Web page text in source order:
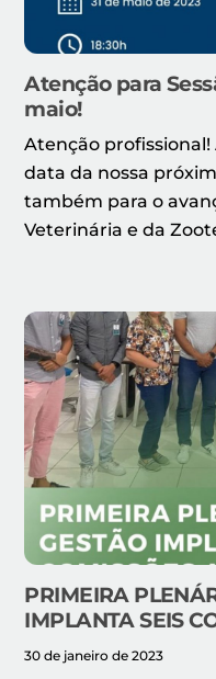
Atenção para
maio!
Atenção
data da nossa
também para o
Veterinária e da
PRIMEIRA
IMPLANTA SEIS
30 de janeiro de 2023